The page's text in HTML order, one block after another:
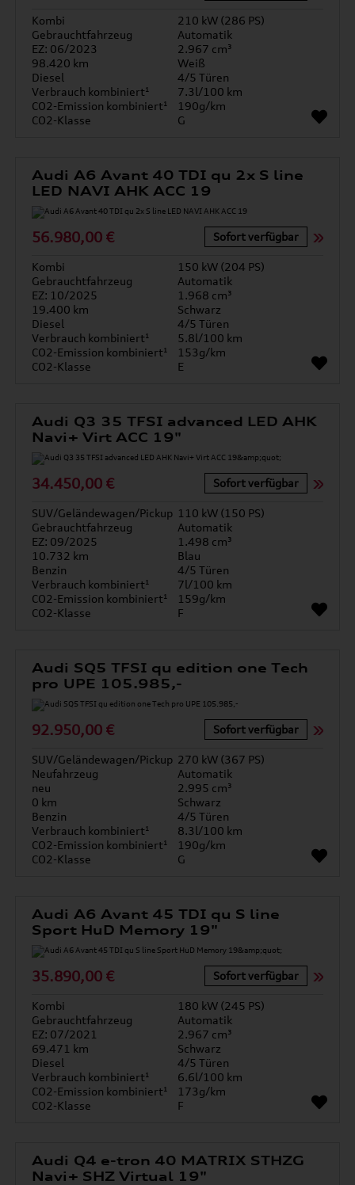
Kombi
210 kW (286 PS)
Gebrauchtfahrzeug
Automatik
EZ: 06/2023
2.967 cm³
98.420 km
Weiß
Diesel
4/5 Türen
Verbrauch kombiniert¹
7.3l/100 km
CO2-Emission kombiniert¹
190g/km
CO2-Klasse
G
Audi A6 Avant 40 TDI qu 2x S line
LED NAVI AHK ACC 19
56.980,00 € Sofort verfügbar
Kombi
150 kW (204 PS)
Gebrauchtfahrzeug
Automatik
EZ: 10/2025
1.968 cm³
19.400 km
Schwarz
Diesel
4/5 Türen
Verbrauch kombiniert¹
5.8l/100 km
CO2-Emission kombiniert¹
153g/km
CO2-Klasse
E
Audi Q3 35 TFSI advanced LED AHK
Navi+ Virt ACC 19"
34.450,00 € Sofort verfügbar
SUV/Geländewagen/Pickup 110 kW (150 PS)
Gebrauchtfahrzeug
Automatik
EZ: 09/2025
1.498 cm³
10.732 km
Blau
Benzin
4/5 Türen
Verbrauch kombiniert¹
7l/100 km
CO2-Emission kombiniert¹
159g/km
CO2-Klasse
F
Audi SQ5 TFSI qu edition one Tech
pro UPE 105.985,-
92.950,00 € Sofort verfügbar
SUV/Geländewagen/Pickup 270 kW (367 PS)
Neufahrzeug
Automatik
neu
2.995 cm³
0 km
Schwarz
Benzin
4/5 Türen
Verbrauch kombiniert¹
8.3l/100 km
CO2-Emission kombiniert¹
190g/km
CO2-Klasse
G
Audi A6 Avant 45 TDI qu S line
Sport HuD Memory 19"
35.890,00 € Sofort verfügbar
Kombi
180 kW (245 PS)
Gebrauchtfahrzeug
Automatik
EZ: 07/2021
2.967 cm³
69.471 km
Schwarz
Diesel
4/5 Türen
Verbrauch kombiniert¹
6.6l/100 km
CO2-Emission kombiniert¹
173g/km
CO2-Klasse
F
Audi Q4 e-tron 40 MATRIX STHZG
Navi+ SHZ Virtual 19"